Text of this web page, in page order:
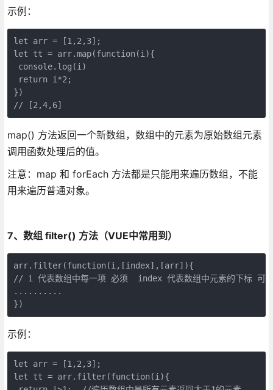
示例：
let arr = [1,2,3];
let tt = arr.map(function(i){
console.log(i)
return i*2;
})
// [2,4,6]
map() 方法返回一个新数组，数组中的元素为原始数组元素
调用函数处理后的值。
注意：map 和 forEach 方法都是只能用来遍历数组，不能
用来遍历普通对象。
7、数组 filter() 方法（VUE中常用到）
arr.filter(function(i,[index],[arr]){
// i 代表数组中每一项 必须  index 代表数组中元素的下标 可
..........
})
示例：
let arr = [1,2,3];
let tt = arr.filter(function(i){